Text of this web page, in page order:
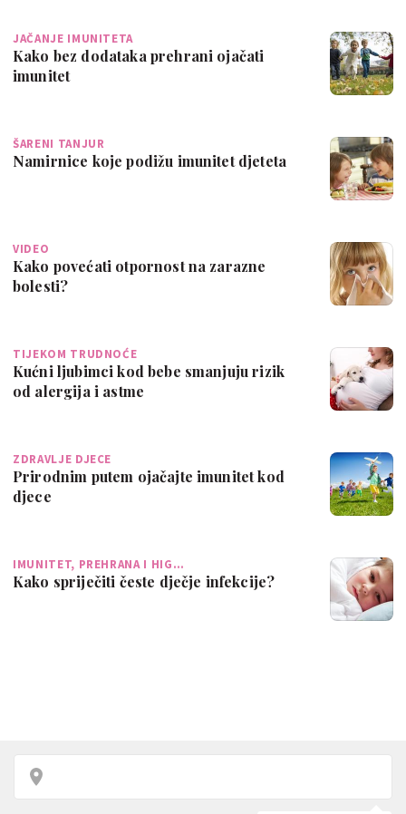
JAČANJE IMUNITETA
Kako bez dodataka prehrani ojačati
imunitet
ŠARENI TANJUR
Namirnice koje podižu imunitet djeteta
VIDEO
Kako povećati otpornost na zarazne
bolesti?
TIJEKOM TRUDNOĆE
Kućni ljubimci kod bebe smanjuju rizik
od alergija i astme
ZDRAVLJE DJECE
Prirodnim putem ojačajte imunitet kod
djece
IMUNITET, PREHRANA I HIG…
Kako spriječiti česte dječje infekcije?